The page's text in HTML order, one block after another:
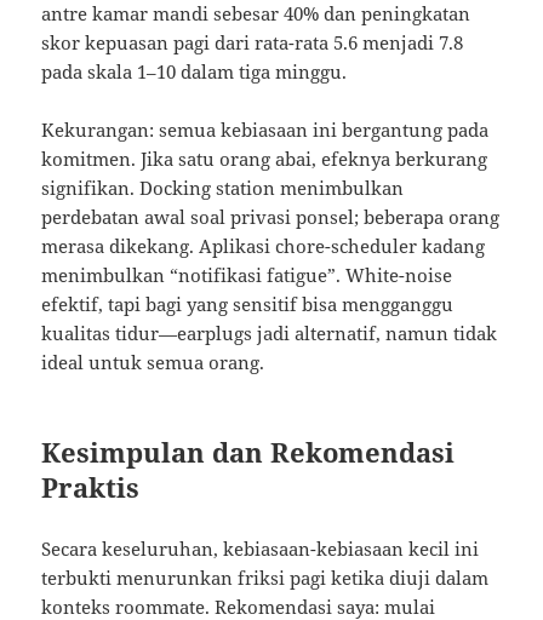
antre kamar mandi sebesar 40% dan peningkatan
skor kepuasan pagi dari rata-rata 5.6 menjadi 7.8
pada skala 1–10 dalam tiga minggu.
Kekurangan: semua kebiasaan ini bergantung pada
komitmen. Jika satu orang abai, efeknya berkurang
signifikan. Docking station menimbulkan
perdebatan awal soal privasi ponsel; beberapa orang
merasa dikekang. Aplikasi chore-scheduler kadang
menimbulkan “notifikasi fatigue”. White-noise
efektif, tapi bagi yang sensitif bisa mengganggu
kualitas tidur—earplugs jadi alternatif, namun tidak
ideal untuk semua orang.
Kesimpulan dan Rekomendasi
Praktis
Secara keseluruhan, kebiasaan-kebiasaan kecil ini
terbukti menurunkan friksi pagi ketika diuji dalam
konteks roommate. Rekomendasi saya: mulai